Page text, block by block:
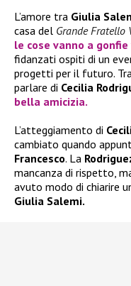
L’amore tra Giulia
casa del Grande Fratello
le cose vanno a gonfie
fidanzati ospiti di un
progetti per il futuro.
parlare di Cecilia
bella amicizia.
L’atteggiamento di
cambiato quando
Francesco. La
mancanza di rispetto,
avuto modo di chiarire
Giulia Salemi.